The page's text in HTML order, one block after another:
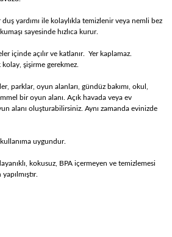
yardımı ile kolaylıkla temizlenir veya nemli bez
sayesinde hızlıca kurur.
içinde açılır ve katlanır. Yer kaplamaz.
kolay, şişirme gerekmez.
parklar, oyun alanları, gündüz bakımı, okul,
bir oyun alanı. Açık havada veya ev
alanı oluşturabilirsiniz. Aynı zamanda evinizde
uygundur.
kokusuz, BPA içermeyen ve temizlemesi